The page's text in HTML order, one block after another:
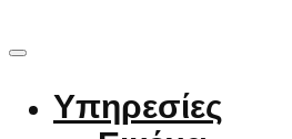
Υπηρεσίες